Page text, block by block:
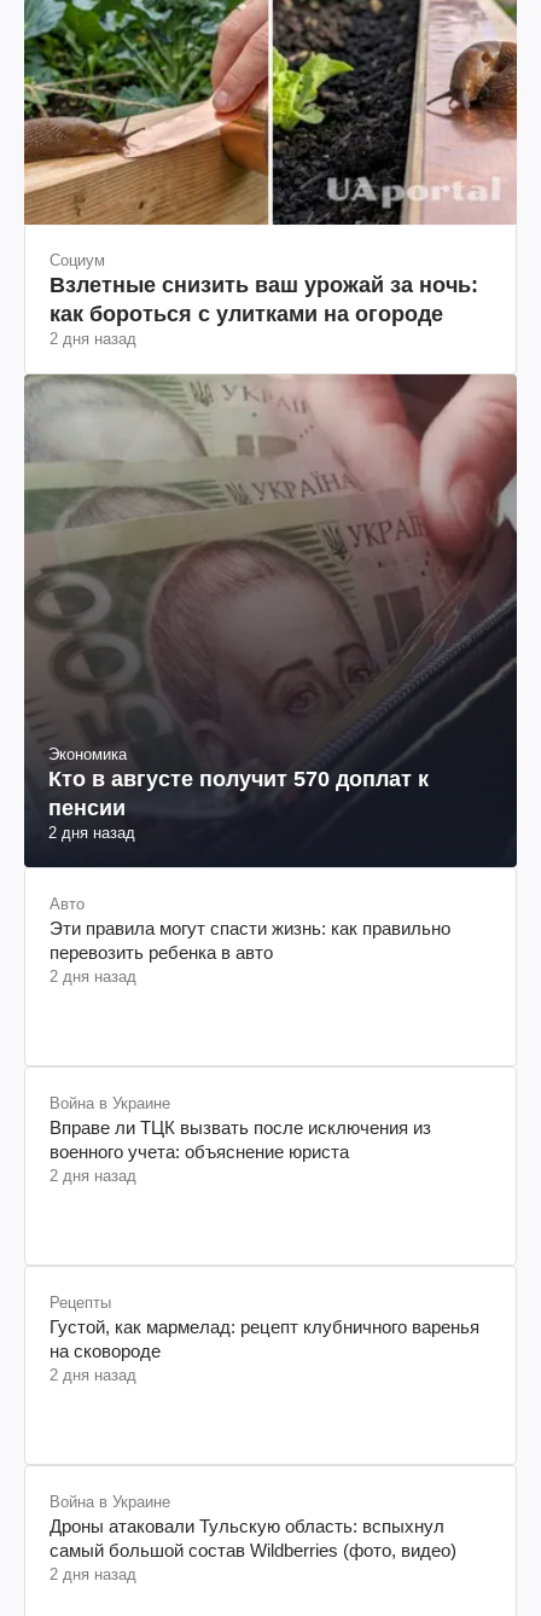
Социум
Взлетные снизить ваш урожай за ночь:
как бороться с улитками на огороде
2 дня назад
Экономика
Кто в августе получит 570 доплат к
пенсии
2 дня назад
Авто
Эти правила могут спасти жизнь: как правильно
перевозить ребенка в авто
2 дня назад
Война в Украине
Вправе ли ТЦК вызвать после исключения из
военного учета: объяснение юриста
2 дня назад
Рецепты
Густой, как мармелад: рецепт клубничного варенья
на сковороде
2 дня назад
Война в Украине
Дроны атаковали Тульскую область: вспыхнул
самый большой состав Wildberries (фото, видео)
2 дня назад